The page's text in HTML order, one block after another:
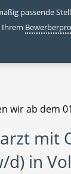
passende
Ihrem
wir ab dem
mit
d) in